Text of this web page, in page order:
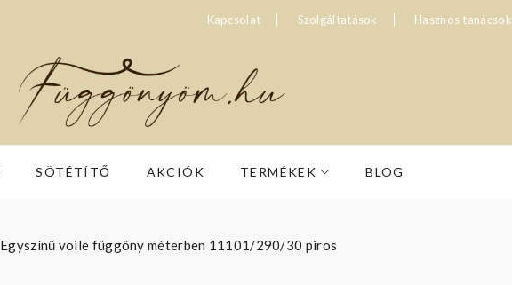
Kapcsolat Szolgáltatások Hasznos tanácsok
SÖTÉTÍTŐ AKCIÓK TERMÉKEK BLOG
Egyszínű voile függöny méterben 11101/290/30 piros